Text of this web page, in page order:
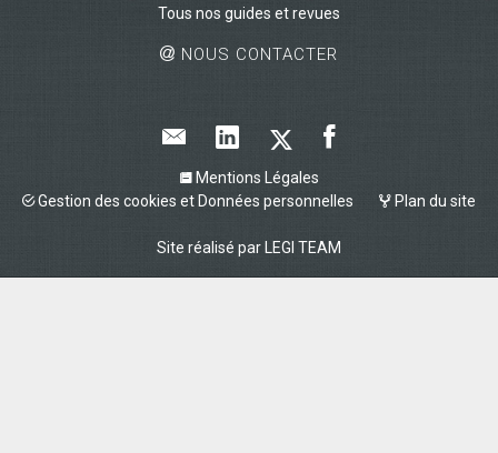
Tous nos guides et revues
NOUS CONTACTER
Mentions Légales
Gestion des cookies et Données personnelles
Plan du site
Site réalisé par LEGI TEAM